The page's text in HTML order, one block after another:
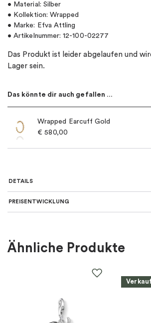
• Material: Silber
• Kollektion: Wrapped
• Marke: Efva Attling
• Artikelnummer: 12-100-02277
Das Produkt ist leider abgelaufen und
Lager sein.
Das könnte dir auch gefallen …
Wrapped Earcuff Gold
€ 580,00
DETAILS
Art des Ohrrings
PREISENTWICKLUNG
Ähnliche Produkte
Verkauf